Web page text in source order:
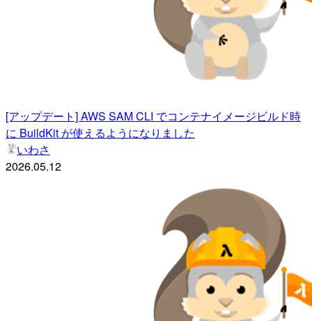
[アップデート] AWS SAM CLI でコンテナイメージビルド時
に BuildKit が使えるようになりました
いわさ
2026.05.12